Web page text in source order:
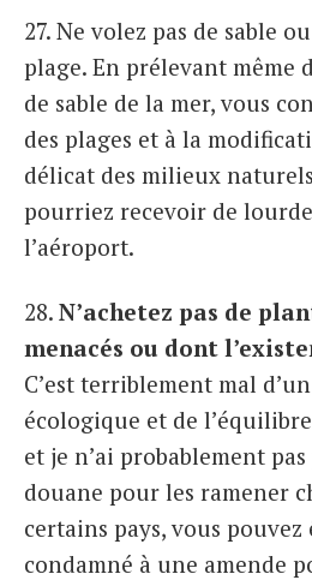
27. Ne volez pas de sable
plage. En prélevant même
de sable de la mer, vous
des plages et à la
délicat des milieux
pourriez recevoir de
l’aéroport.
28. N’achetez pas de
menacés ou dont
C’est terriblement mal
écologique et de
et je n’ai probablement
douane pour les ramener
certains pays, vous
condamné à une amende